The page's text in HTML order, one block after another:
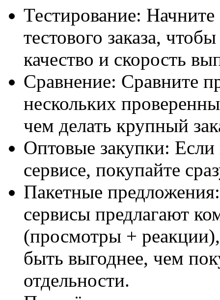
Тестирование:
тестового заказа,
качество и скорость
Сравнение: Сравните
нескольких
чем делать крупный
Оптовые закупки:
сервисе, покупайте
Пакетные
сервисы предлагают
(просмотры +
быть выгоднее, чем
отдельности.